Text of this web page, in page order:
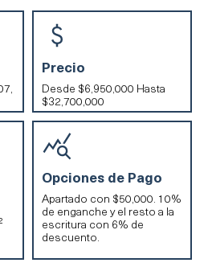
Precio
Desde $6,950,000 Hasta
$32,700,000
Opciones de Pago
Apartado con $50,000. 10%
de enganche y el resto a la
escritura con 6% de
descuento.